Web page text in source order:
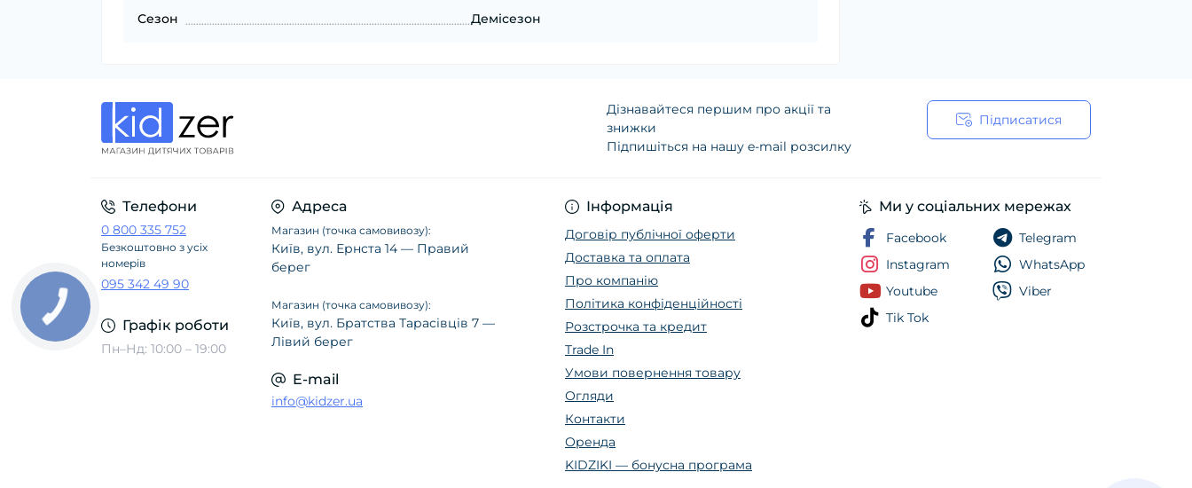
Сезон Демісезон
Дізнавайтеся першим про акції та
знижки
Підпишіться на нашу e-mail розсилку
Підписатися
Політика конфіденційності
Телефони
0 800 335 752
Безкоштовно з усіх
номерів
095 342 49 90
Графік роботи
Пн–Нд: 10:00 – 19:00
Адреса
Магазин (точка самовивозу):
Київ, вул. Ернста 14 — Правий
берег
Магазин (точка самовивозу):
Київ, вул. Братства Тарасівців 7 —
Лівий берег
E-mail
info@kidzer.ua
Інформація
Договір публічної оферти
Доставка та оплата
Про компанію
Політика конфіденційності
Розстрочка та кредит
Trade In
Умови повернення товару
Огляди
Контакти
Оренда
KIDZIKI — бонусна програма
Ми у соціальних мережах
Facebook
Instagram
Youtube
Tik Tok
Telegram
WhatsApp
Viber